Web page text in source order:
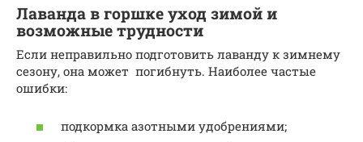
Лаванда в горшке уход зимой и
возможные трудности
Если неправильно подготовить лаванду к зимнему
сезону, она может погибнуть. Наиболее частые
ошибки:
подкормка азотными удобрениями;